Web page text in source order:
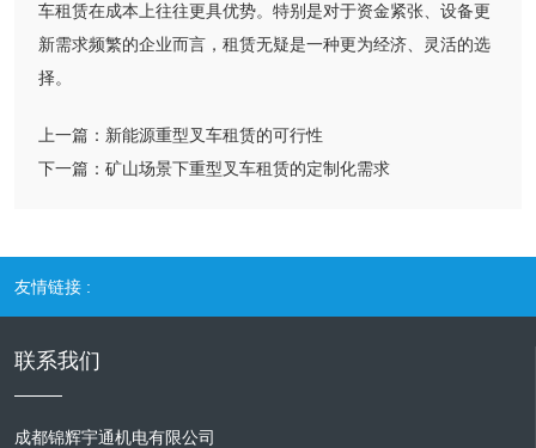
车租赁在成本上往往更具优势。特别是对于资金紧张、设备更
新需求频繁的企业而言，租赁无疑是一种更为经济、灵活的选
择。
上一篇： 新能源重型叉车租赁的可行性
下一篇： 矿山场景下重型叉车租赁的定制化需求
友情链接 :
联系我们
成都锦辉宇通机电有限公司